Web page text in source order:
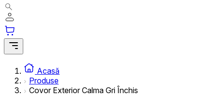
Acasă
Produse
Covor Exterior Calma Gri Închis
interesante pentru utilizatori și, astfel, mai valoroase
Cookie-urile neclasificate